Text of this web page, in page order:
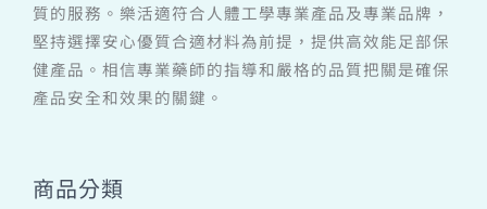
質的服務。樂活適符合人體工學專業產品及專業品牌，
堅持選擇安心優質合適材料為前提，提供高效能足部保
健產品。相信專業藥師的指導和嚴格的品質把關是確保
產品安全和效果的關鍵。
商品分類